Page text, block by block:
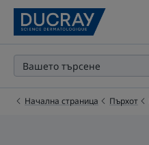
Начална страница Пърхот